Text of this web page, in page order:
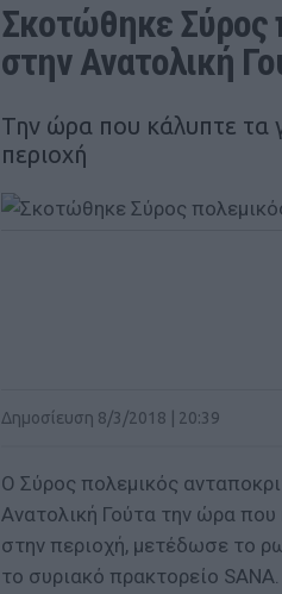
Σκοτώθηκε Σύρος
στην Ανατολική
Την ώρα που κάλυπτε τα
περιοχή
Δημοσίευση 8/3/2018 | 20:39
Ο Σύρος πολεμικός
Ανατολική Γούτα την ώρα
στην περιοχή, μετέδωσε το
το συριακό πρακτορείο SANA.